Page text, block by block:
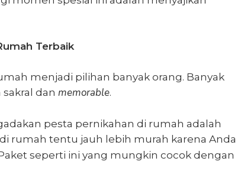
Terbaik
menjadi pilihan banyak orang. Banyak
dan memorable.
pesta pernikahan di rumah adalah
rumah tentu jauh lebih murah karena Anda
seperti ini yang mungkin cocok dengan